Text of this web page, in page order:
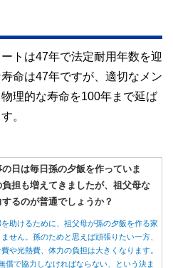
トは47年で法定耐用年数を迎
命は47年ですが、適切なメン
理的な寿命を100年まで延ば
。
日は毎日孫の夕飯を作っていま
担も増えてきましたが、祖父母な
するのが普通でしょうか？
助けるために、祖父母が孫の夕飯を作る家
せん。孫のためと思えば頑張りたい一方、
や光熱費、体力の負担は大きくなります。
償で協力しなければならない、という決ま